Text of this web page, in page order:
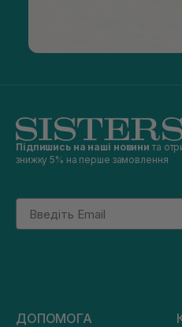
Підпишись на наші новини та
знижку 5% на перше замовлення
Email
ДОПОМОГА